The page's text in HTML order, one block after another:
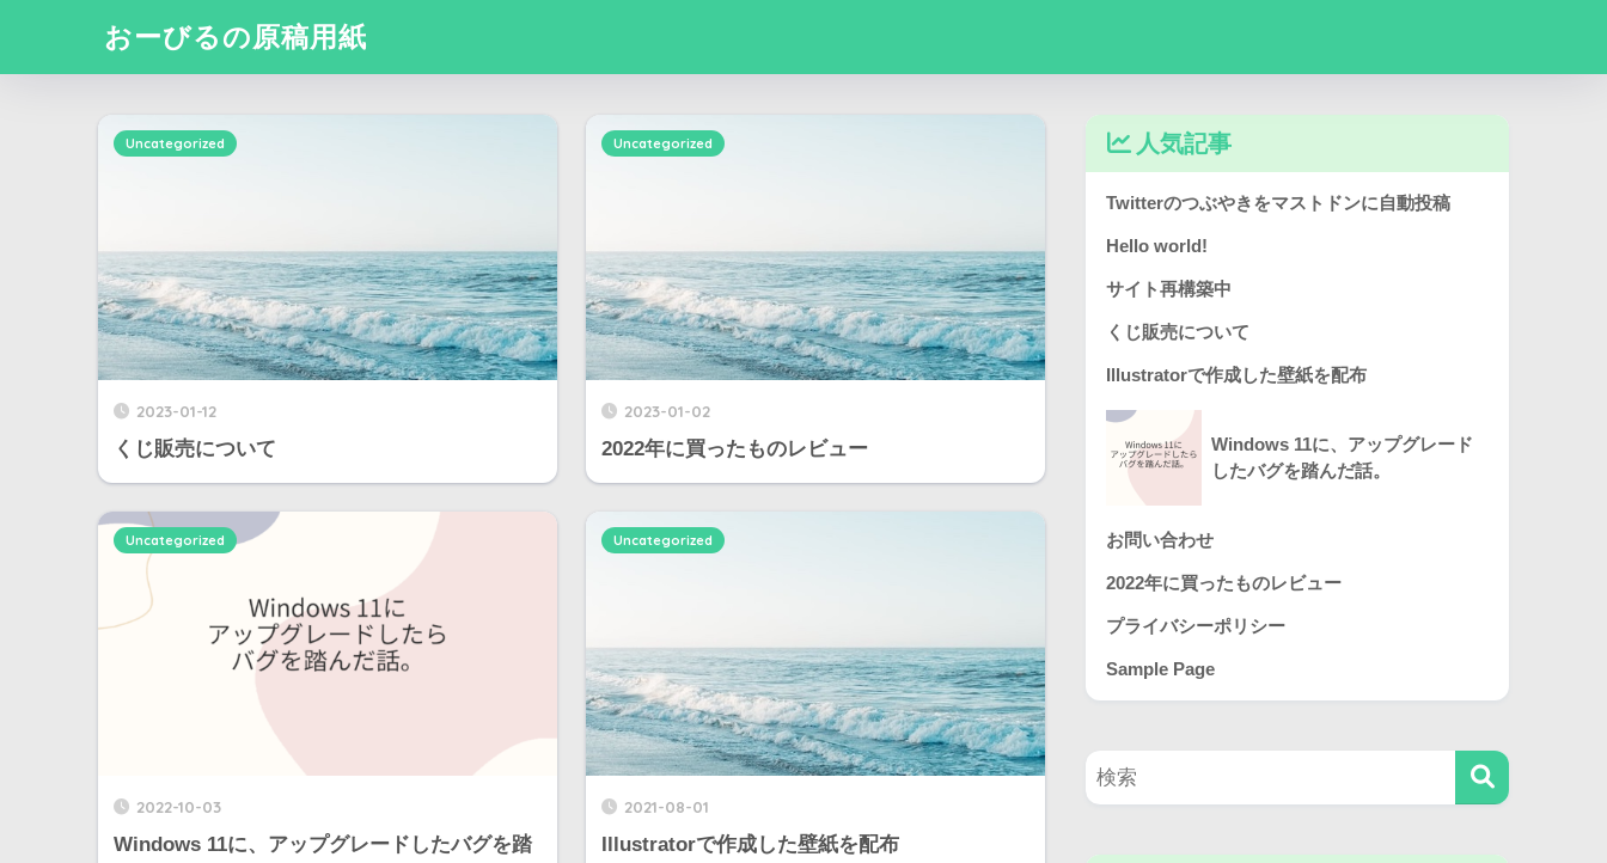
おーびるの原稿用紙
2023-01-12
くじ販売について
Uncategorized
2023-01-02
2022年に買ったものレビュー
Uncategorized
2022-10-03
Windows 11に、アップグレードしたバグを踏
Uncategorized
2021-08-01
Illustratorで作成した壁紙を配布
Uncategorized
人気記事
Twitterのつぶやきをマストドンに自動投稿
Hello world!
サイト再構築中
くじ販売について
Illustratorで作成した壁紙を配布
Windows 11に、アップグレード
したバグを踏んだ話。
お問い合わせ
2022年に買ったものレビュー
プライバシーポリシー
Sample Page